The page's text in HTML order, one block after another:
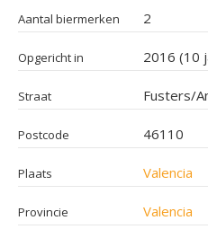
Aantal biermerken 2
Opgericht in 2016 (10
Straat Fusters/
Postcode 46110
Plaats Valencia
Provincie Valencia